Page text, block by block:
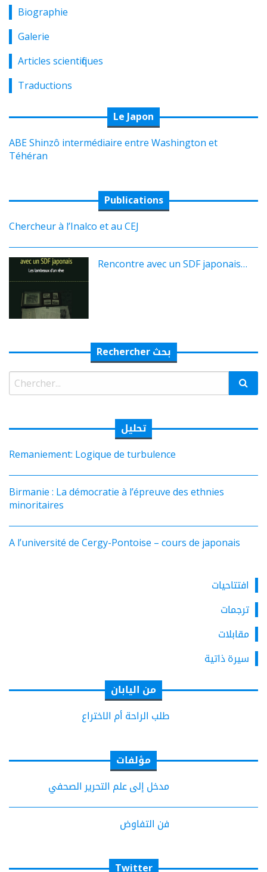
Alternative:
Biographie
Galerie
Articles scientifiques
Traductions
Le Japon
ABE Shinzô intermédiaire entre Washington et
Téhéran
Publications
Chercheur à l’Inalco et au CEJ
Rencontre avec un SDF japonais…
Rechercher بحث
Rechercher:
تحليل
Remaniement: Logique de turbulence
Birmanie : La démocratie à l’épreuve des ethnies
minoritaires
A l’université de Cergy-Pontoise – cours de japonais
افتتاحيات
ترجمات
مقابلات
سيرة ذاتية
من اليابان
طلب الراحة أم الاختراع
مؤلفات
مدخل إلى علم التحرير الصحفي
فن التفاوض
Twitter